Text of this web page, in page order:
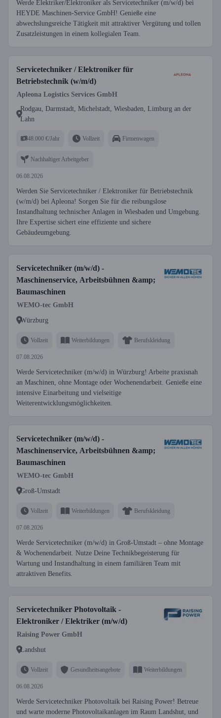
Werde Elektriker/Elektroniker als Servicetechniker (m/w/d) bei
HEYDE Maschinen-Service GmbH! Genieße eine
abwechslungsreiche Tätigkeit mit attraktiver Vergütung und tollen
Zusatzleistungen in einem kollegialen Team.
Servicetechniker / Elektroniker für
Betriebstechnik (w/m/d)
Apleona Logistics Services GmbH
Rodgau, Darmstadt, Michelstadt, Wiesbaden, Limburg an der
Lahn
48.000 €/Jahr Vollzeit Firmenwagen
Nachhaltiger Arbeitgeber
06.08.2026
Werden Sie Servicetechniker / Elektroniker für Betriebstechnik
(w/m/d) bei Apleona! Sorgen Sie für die reibungslose
Instandhaltung technischer Anlagen in Wiesbaden und Umgebung.
Ihre Expertise sichert eine effiziente und sichere
Gebäudeumgebung.
Servicetechniker (m/w/d) -
Maschinenservice, Arbeitsbühnen &amp;
Baumaschinen
WEMO-tec GmbH
Würzburg
Vollzeit Weiterbildungen Berufskleidung
07.08.2026
Werde Servicetechniker (m/w/d) in Würzburg! Arbeite praxisnah
an Maschinen, ohne Montage oder Wochenendarbeit. Genieße eine
intensive Einarbeitung und vielseitige
Weiterentwicklungsmöglichkeiten.
Servicetechniker (m/w/d) -
Maschinenservice, Arbeitsbühnen &amp;
Baumaschinen
WEMO-tec GmbH
Groß-Umstadt
Vollzeit Weiterbildungen Berufskleidung
07.08.2026
Werde Servicetechniker (m/w/d) in Groß-Umstadt – ohne Montage
& Wochenendarbeit. Nutze Deine Technikbegeisterung für
Wartung und Instandhaltung in einem familiären Team mit
attraktiven Benefits.
Servicetechniker Photovoltaik -
Elektroniker / Elektriker (m/w/d)
Raising Power GmbH
Landshut
Vollzeit Gesundheitsangebote Weiterbildungen
06.08.2026
Werde Servicetechniker Photovoltaik bei Raising Power! Betreue
und warte moderne Photovoltaikanlagen im Raum Landshut, und